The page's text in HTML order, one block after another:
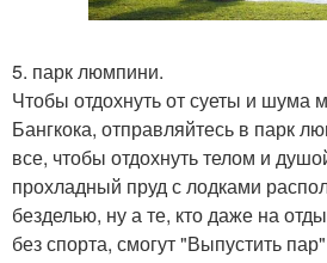
5. парк люмпини.
Чтобы отдохнуть от суеты и шума
Бангкока, отправляйтесь в парк
все, чтобы отдохнуть телом и
прохладный пруд с лодками
безделью, ну а те, кто даже на
без спорта, смогут "Выпустить